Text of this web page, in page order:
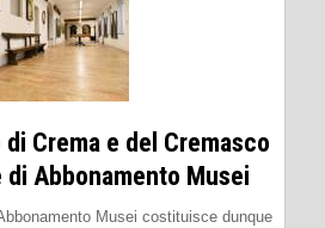
Crema e del Cremasco
Abbonamento Musei
Musei costituisce dunque